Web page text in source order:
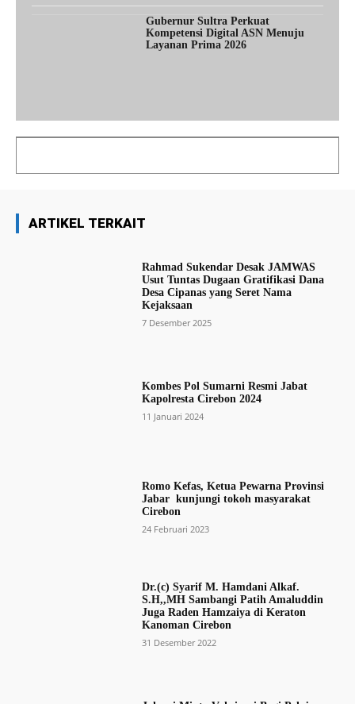
Gubernur Sultra Perkuat
Kompetensi Digital ASN Menuju
Layanan Prima 2026
ARTIKEL TERKAIT
Rahmad Sukendar Desak JAMWAS
Usut Tuntas Dugaan Gratifikasi Dana
Desa Cipanas yang Seret Nama
Kejaksaan
7 Desember 2025
Kombes Pol Sumarni Resmi Jabat
Kapolresta Cirebon 2024
11 Januari 2024
Romo Kefas, Ketua Pewarna Provinsi
Jabar kunjungi tokoh masyarakat
Cirebon
24 Februari 2023
Dr.(c) Syarif M. Hamdani Alkaf.
S.H,,MH Sambangi Patih Amaluddin
Juga Raden Hamzaiya di Keraton
Kanoman Cirebon
31 Desember 2022